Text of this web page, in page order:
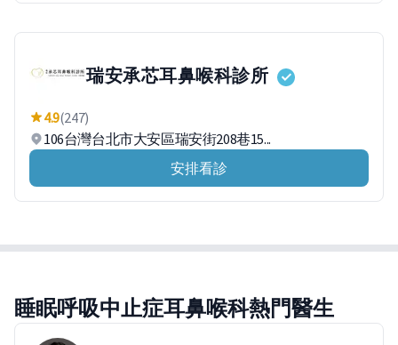
瑞安承芯耳鼻喉科診所
4.9(247)
106台灣台北市大安區瑞安街208巷15...
安排看診
睡眠呼吸中止症耳鼻喉科熱門醫生